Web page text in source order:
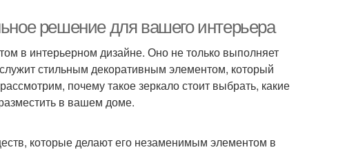
решение для вашего интерьера
в интерьерном дизайне. Оно не только выполняет
стильным декоративным элементом, который
почему такое зеркало стоит выбрать, какие
в вашем доме.
которые делают его незаменимым элементом в